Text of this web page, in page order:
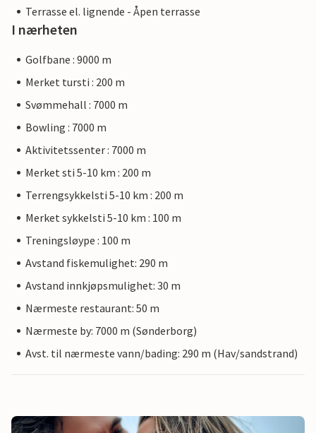
Terrasse el. lignende - Åpen terrasse
I nærheten
Golfbane : 9000 m
Merket tursti : 200 m
Svømmehall : 7000 m
Bowling : 7000 m
Aktivitetssenter : 7000 m
Merket sti 5-10 km : 200 m
Terrengsykkelsti 5-10 km : 200 m
Merket sykkelsti 5-10 km : 100 m
Treningsløype : 100 m
Avstand fiskemulighet: 290 m
Avstand innkjøpsmulighet: 30 m
Nærmeste restaurant: 50 m
Nærmeste by: 7000 m (Sønderborg)
Avst. til nærmeste vann/bading: 290 m (Hav/sandstrand)